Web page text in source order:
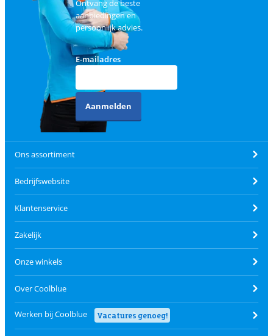
Ontvang de beste
aanbiedingen en
persoonlijk advies.
E-mailadres
Aanmelden
Ons assortiment
Bedrijfswebsite
Klantenservice
Zakelijk
Onze winkels
Over Coolblue
Werken bij Coolblue Vacatures genoeg!